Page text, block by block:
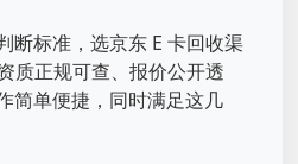
断标准，选京东 E 卡回收渠
质正规可查、报价公开透
简单便捷，同时满足这几